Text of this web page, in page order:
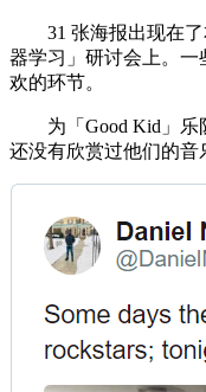
31 张海报出现在了
器学习」研讨会上。
欢的环节。
为「Good Kid」乐
还没有欣赏过他们的音